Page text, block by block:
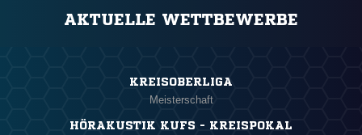
AKTUELLE WETTBEWERBE
KREISOBERLIGA
Meisterschaft
HÖRAKUSTIK KUFS - KREISPOKAL